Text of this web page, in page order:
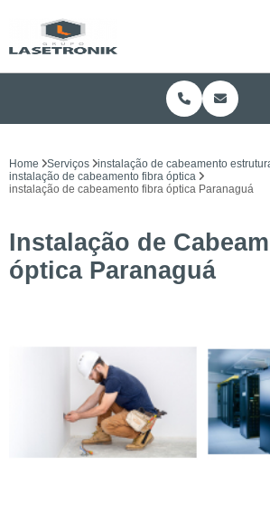
Home Serviços
instalação de cabeamento
instalação de cabeamento fibra óptica
instalação de cabeamento fibra óptica Paranaguá
Instalação de
óptica Paranaguá